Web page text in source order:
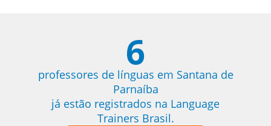
6
professores de línguas em Santana de
Parnaíba
já estão registrados na Language
Trainers Brasil.